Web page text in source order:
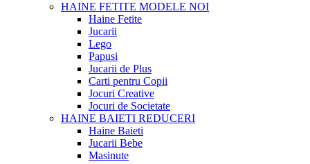
HAINE FETITE MODELE NOI
Haine Fetite
Jucarii
Lego
Papusi
Jucarii de Plus
Carti pentru Copii
Jocuri Creative
Jocuri de Societate
HAINE BAIETI REDUCERI
Haine Baieti
Jucarii Bebe
Masinute